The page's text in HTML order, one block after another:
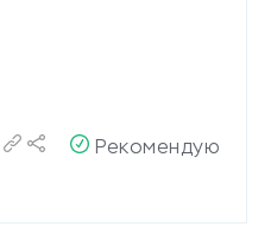
Рекомендую